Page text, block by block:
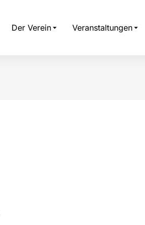
Der Verein Veranstaltungen